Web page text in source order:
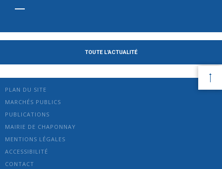
TOUTE L'ACTUALITÉ
PLAN DU SITE
MARCHÉS PUBLICS
PUBLICATIONS
MAIRIE DE CHAPONNAY
MENTIONS LÉGALES
ACCESSIBILITÉ
CONTACT